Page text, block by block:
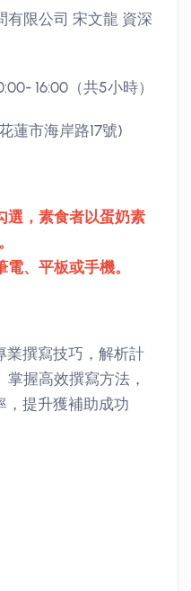
有限公司 宋文龍 資深
16:00（共5小時）
蓮市海岸路17號)
選，素食者以蛋奶素
平板或手機。
業撰寫技巧，解析計
握高效撰寫方法，
，提升獲補助成功